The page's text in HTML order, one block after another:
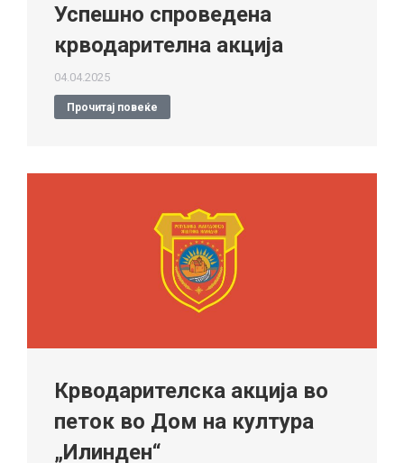
Успешно спроведена
крводарителна акција
04.04.2025
Прочитај повеќе
Крводарителска акција во
петок во Дом на култура
„Илинден“